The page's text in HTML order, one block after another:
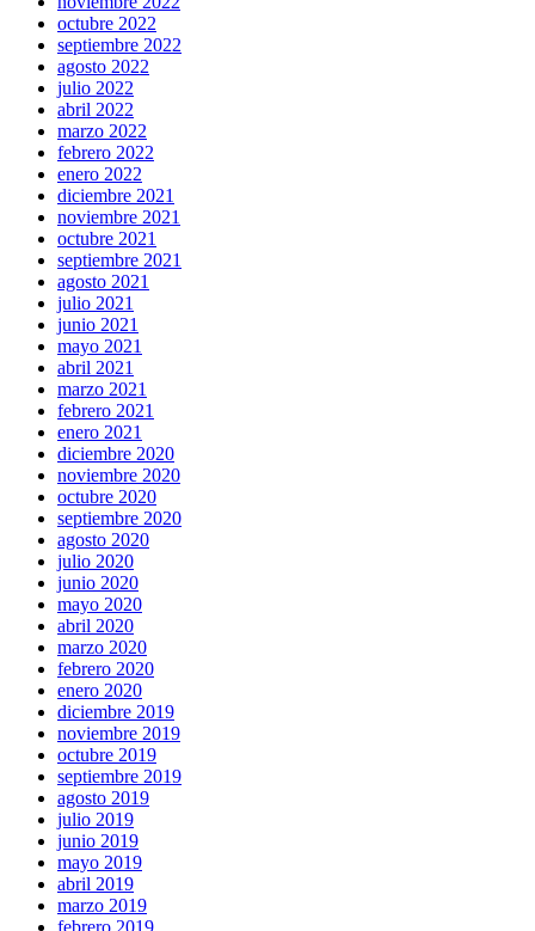
octubre 2022
septiembre 2022
agosto 2022
julio 2022
abril 2022
marzo 2022
febrero 2022
enero 2022
diciembre 2021
noviembre 2021
octubre 2021
septiembre 2021
agosto 2021
julio 2021
junio 2021
mayo 2021
abril 2021
marzo 2021
febrero 2021
enero 2021
diciembre 2020
noviembre 2020
octubre 2020
septiembre 2020
agosto 2020
julio 2020
junio 2020
mayo 2020
abril 2020
marzo 2020
febrero 2020
enero 2020
diciembre 2019
noviembre 2019
octubre 2019
septiembre 2019
agosto 2019
julio 2019
junio 2019
mayo 2019
abril 2019
marzo 2019